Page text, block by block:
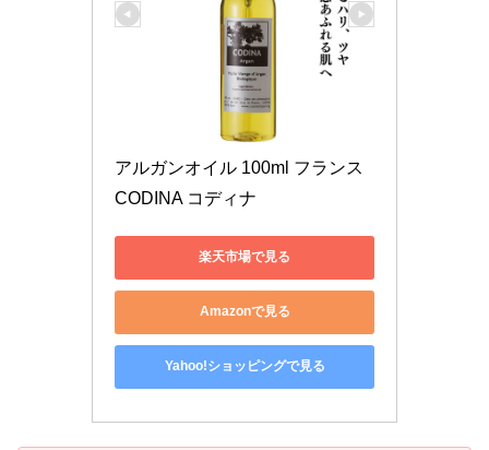
アルガンオイル 100ml フランス
CODINA コディナ
楽天市場で見る
Amazonで見る
Yahoo!ショッピングで見る